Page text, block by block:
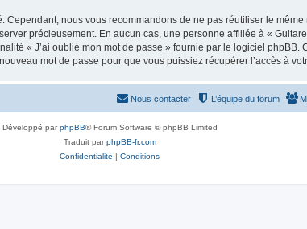
nous vous recommandons de ne pas réutiliser le
précieusement. En aucun cas, une personne affiliée à «
« J’ai oublié mon mot de passe » fournie par le logiciel
mot de passe pour que vous puissiez récupérer l’accès à
L’équipe du forum
Nous contacter
Développé parphpBB® Forum Software © phpBB Limited
Traduit parphpBB-fr.com
Confidentialité | Conditions